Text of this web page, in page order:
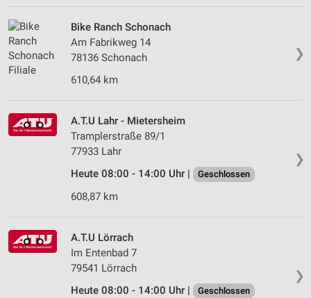
❯
Bike Ranch Schonach
Am Fabrikweg 14
78136 Schonach
610,64 km
❯
A.T.U Lahr - Mietersheim
Tramplerstraße 89/1
77933 Lahr
Heute 08:00 - 14:00 Uhr |
Geschlossen
608,87 km
❯
A.T.U Lörrach
Im Entenbad 7
79541 Lörrach
Heute 08:00 - 14:00 Uhr |
Geschlossen